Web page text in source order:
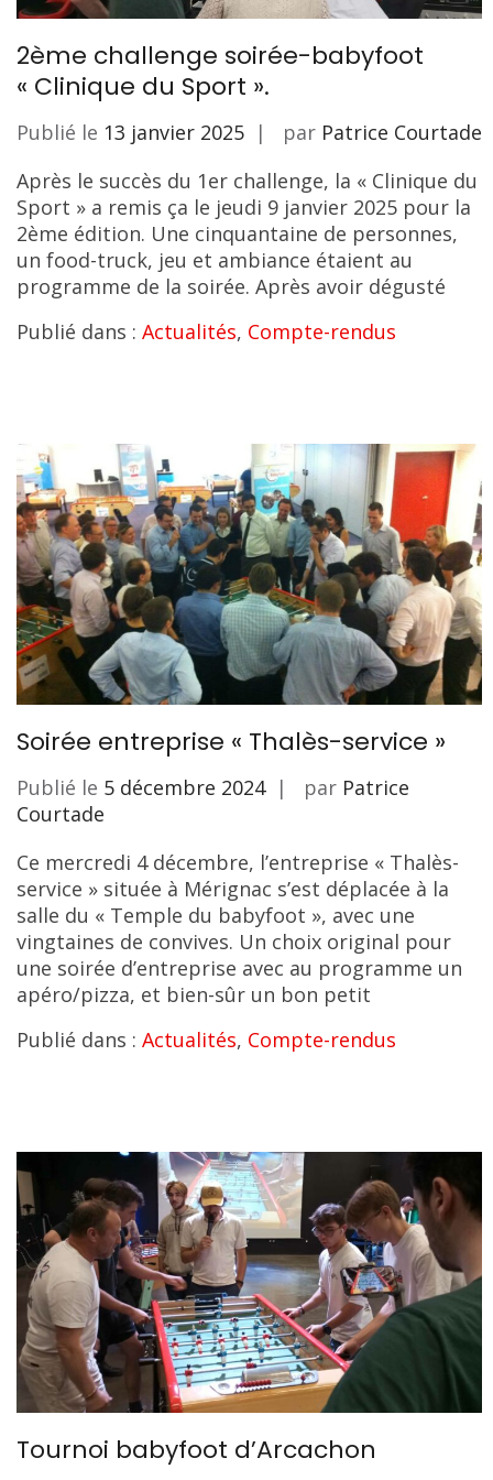
2ème challenge soirée-babyfoot
« Clinique du Sport ».
Publié le 13 janvier 2025 par Patrice Courtade
Après le succès du 1er challenge, la « Clinique du
Sport » a remis ça le jeudi 9 janvier 2025 pour la
2ème édition. Une cinquantaine de personnes,
un food-truck, jeu et ambiance étaient au
programme de la soirée. Après avoir dégusté
Publié dans : Actualités, Compte-rendus
Soirée entreprise « Thalès-service »
Publié le 5 décembre 2024 par Patrice
Courtade
Ce mercredi 4 décembre, l’entreprise « Thalès-
service » située à Mérignac s’est déplacée à la
salle du « Temple du babyfoot », avec une
vingtaines de convives. Un choix original pour
une soirée d’entreprise avec au programme un
apéro/pizza, et bien-sûr un bon petit
Publié dans : Actualités, Compte-rendus
Tournoi babyfoot d’Arcachon